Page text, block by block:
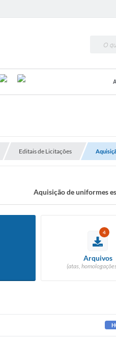
Editais de Licitações
Aquisição de uniformes
4
Arquivos
(atas,